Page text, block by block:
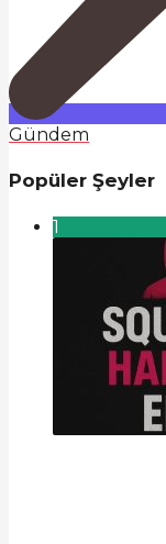
Gündem
Popüler Şeyler
1